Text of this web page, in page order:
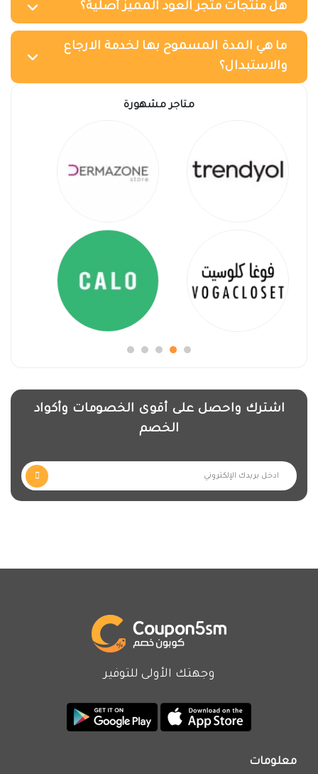
هل منتجات متجر العود المميز أصلية؟
ما هي المدة المسموح بها لخدمة الارجاع
والاستبدال؟
متاجر مشهورة
اشترك واحصل على أقوى الخصومات وأكواد
الخصم
وجهتك الأولى للتوفير
معلومات